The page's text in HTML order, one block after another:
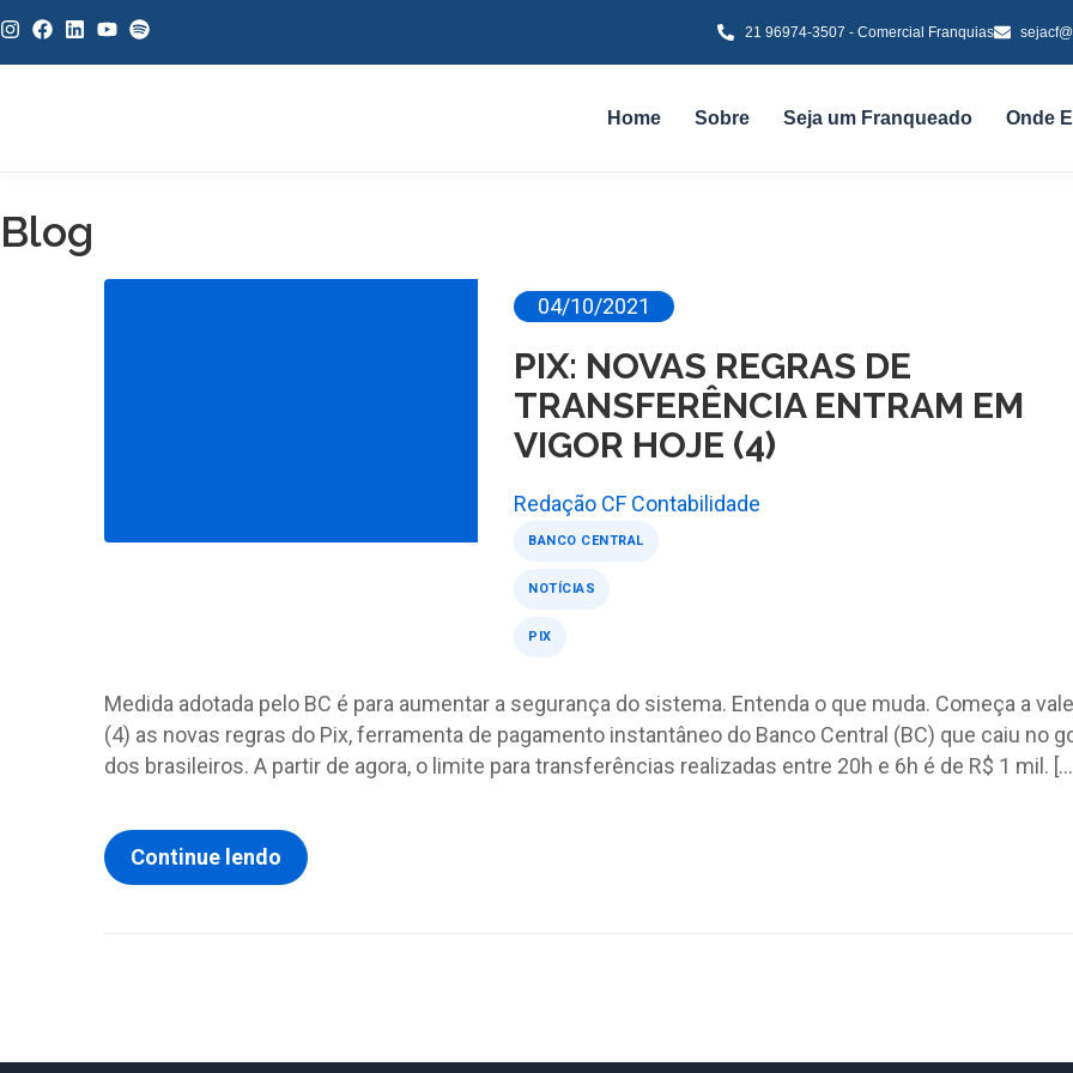
21 96974-3507 - Comercial Franquias
Home Sobre Seja um Franqueado Onde
Blog
04/10/2021
PIX: NOVAS REGRAS DE
TRANSFERÊNCIA ENTRAM EM
VIGOR HOJE (4)
Redação CF Contabilidade
BANCO CENTRAL
NOTÍCIAS
PIX
Medida adotada pelo BC é para aumentar a segurança do sistema. Entenda o que muda. Começa a
(4) as novas regras do Pix, ferramenta de pagamento instantâneo do Banco Central (BC) que caiu no
dos brasileiros. A partir de agora, o limite para transferências realizadas entre 20h e 6h é de R$ 1 mil.
Continue lendo